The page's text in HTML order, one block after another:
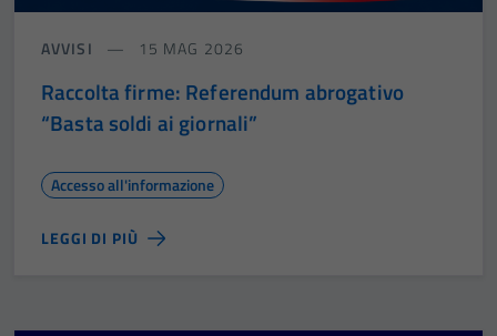
AVVISI 15 MAG 2026
Raccolta firme: Referendum abrogativo
“Basta soldi ai giornali”
Accesso all'informazione
LEGGI DI PIÙ